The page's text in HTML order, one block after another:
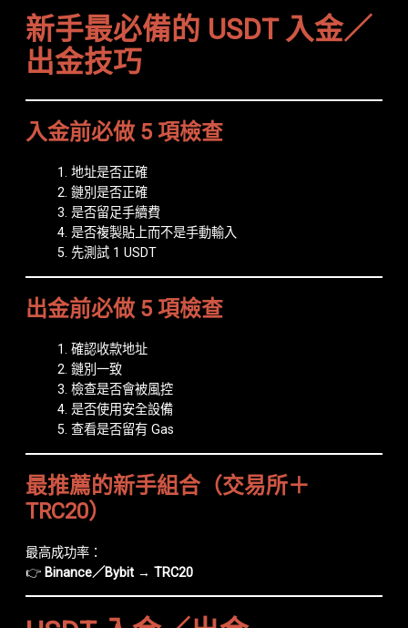
新手最必備的 USDT 入金／
出金技巧
入金前必做 5 項檢查
地址是否正確
鏈別是否正確
是否留足手續費
是否複製貼上而不是手動輸入
先測試 1 USDT
出金前必做 5 項檢查
確認收款地址
鏈別一致
檢查是否會被風控
是否使用安全設備
查看是否留有 Gas
最推薦的新手組合（交易所＋
TRC20）
最高成功率：
👉 Binance／Bybit → TRC20